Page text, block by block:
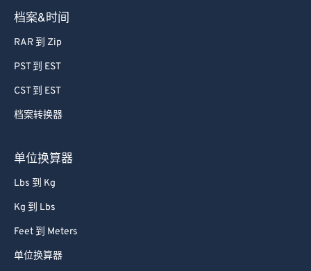
档案&时间
RAR 到 Zip
PST 到 EST
CST 到 EST
档案转换器
单位换算器
Lbs 到 Kg
Kg 到 Lbs
Feet 到 Meters
单位换算器